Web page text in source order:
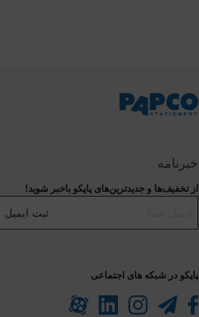
خبرنامه
از تخفیف‌ها و جدیدترین‌های پاپکو باخبر شوید!
ثبت ایمیل
پاپکو در شبکه های اجتماعی